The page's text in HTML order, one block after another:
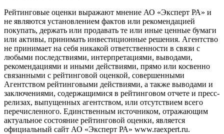
Рейтинговые оценки выражают мнение АО «Эксперт РА» и
не являются установлением фактов или рекомендацией
покупать, держать или продавать те или иные ценные бумаги
или активы, принимать инвестиционные решения. Агентство
не принимает на себя никакой ответственности в связи с
любыми последствиями, интерпретациями, выводами,
рекомендациями и иными действиями, прямо или косвенно
связанными с рейтинговой оценкой, совершенными
Агентством рейтинговыми действиями, а также выводами и
заключениями, содержащимися в рейтинговом отчете и пресс-
релизах, выпущенных агентством, или отсутствием всего
перечисленного. Единственным источником, отражающим
актуальное состояние рейтинговой оценки, является
официальный сайт АО «Эксперт РА» www.raexpert.ru.